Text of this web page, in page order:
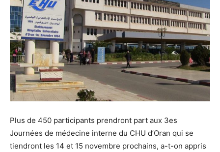
Plus de 450 participants prendront part aux 3es
Journées de médecine interne du CHU d’Oran qui se
tiendront les 14 et 15 novembre prochains, a-t-on appris